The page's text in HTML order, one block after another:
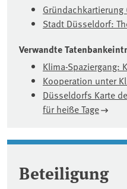
Stadt Düsseldorf:
Verwandte
Klima-Spaziergang:
Kooperation unter
Düsseldorfs Karte
für heiße Tage
Beteiligung